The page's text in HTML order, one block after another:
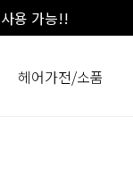
용 가능!!
헤어가전/소품